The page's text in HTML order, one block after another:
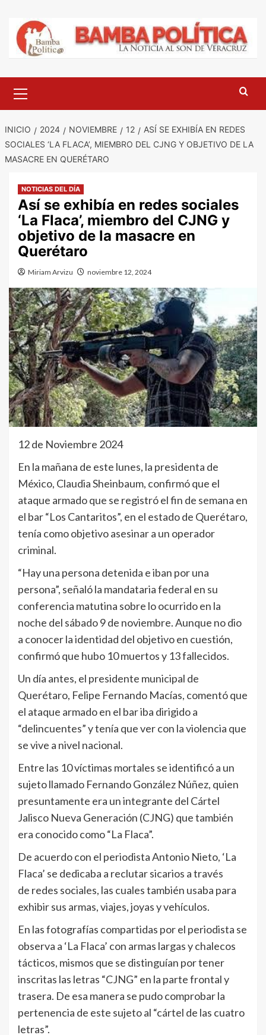
contenido
principal
INICIO 2024 NOVIEMBRE 12
ASÍ SE EXHIBÍA EN REDES
SOCIALES ‘LA FLACA’, MIEMBRO DEL CJNG Y OBJETIVO DE LA
MASACRE EN QUERÉTARO
NOTICIAS DEL DÍA
Así se exhibía en redes sociales
‘La Flaca’, miembro del CJNG y
objetivo de la masacre en
Querétaro
Miriam Arvizu noviembre 12, 2024
12 de Noviembre 2024
En la mañana de este lunes, la presidenta de
México, Claudia Sheinbaum, confirmó que el
ataque armado que se registró el fin de semana en
el bar “Los Cantaritos”, en el estado de Querétaro,
tenía como objetivo asesinar a un operador
criminal.
“Hay una persona detenida e iban por una
persona”, señaló la mandataria federal en su
conferencia matutina sobre lo ocurrido en la
noche del sábado 9 de noviembre. Aunque no dio
a conocer la identidad del objetivo en cuestión,
confirmó que hubo 10 muertos y 13 fallecidos.
Un día antes, el presidente municipal de
Querétaro, Felipe Fernando Macías, comentó que
el ataque armado en el bar iba dirigido a
“delincuentes” y tenía que ver con la violencia que
se vive a nivel nacional.
Entre las 10 víctimas mortales se identificó a un
sujeto llamado Fernando González Núñez, quien
presuntamente era un integrante del Cártel
Jalisco Nueva Generación (CJNG) que también
era conocido como “La Flaca”.
De acuerdo con el periodista Antonio Nieto, ‘La
Flaca’ se dedicaba a reclutar sicarios a través
de redes sociales, las cuales también usaba para
exhibir sus armas, viajes, joyas y vehículos.
En las fotografías compartidas por el periodista se
observa a ‘La Flaca’ con armas largas y chalecos
tácticos, mismos que se distinguían por tener
inscritas las letras “CJNG” en la parte frontal y
trasera. De esa manera se pudo comprobar la
pertenencia de este sujeto al “cártel de las cuatro
letras”.